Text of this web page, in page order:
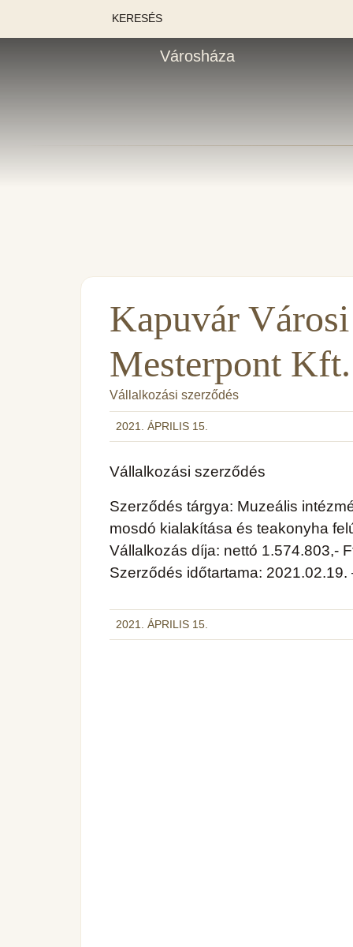
KERESÉS
Városháza
Kapuvár
Mesterpont Kft.
Vállalkozási szerződés
2021. ÁPRILIS 15.
Vállalkozási szerződés
Szerződés tárgya: Muzeális
mosdó kialakítása és teakonyha
Vállalkozás díja: nettó 1.574.803,-
Szerződés időtartama: 2021.02.19.
2021. ÁPRILIS 15.